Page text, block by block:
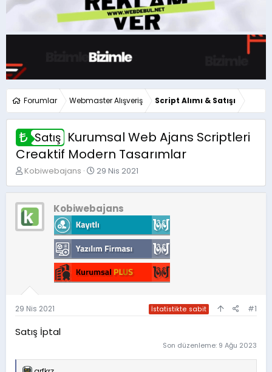
Forumlar Webmaster Alışveriş Script Alımı & Satışı
Satış Kurumsal Web Ajans Scriptleri
Creaktif Modern Tasarımlar
K
u
y
u
t
n
Kobiwebajans
B
a
n
g
ı
ç
t
a
29 Nis 2021
Kobiwebajans
29 Nis 2021 İstatistikte sabit #1
Satış İptal
Son düzenleme: 9 Ağu 2023
T